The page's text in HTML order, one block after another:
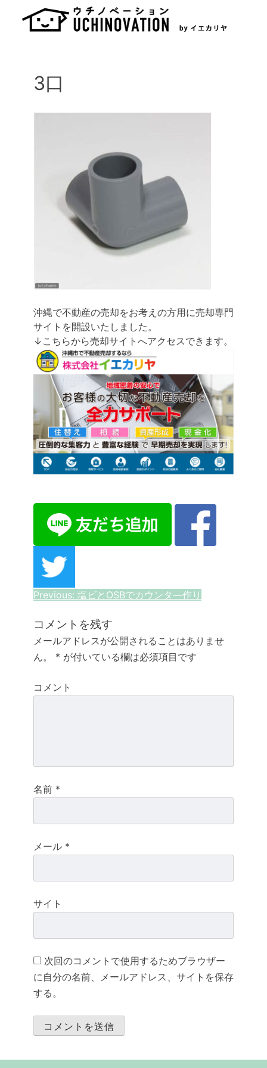
3口
沖縄で不動産の売却をお考えの方用に売却専門
サイトを開設いたしました。
↓こちらから売却サイトへアクセスできます。
投
稿
ナ
ビ
ゲ
ン
Previous: 塩ビとOSBでカウンタ―作り
コメントを残す
メールアドレスが公開されることはありませ
ん。
* が付いている欄は必須項目です
コメント
名前 *
メール *
サイト
次回のコメントで使用するためブラウザー
に自分の名前、メールアドレス、サイトを保存
する。